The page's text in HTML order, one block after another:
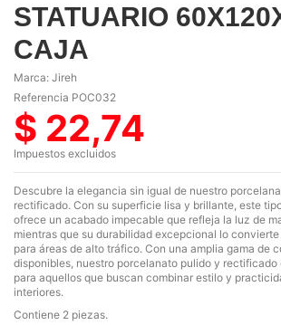
STATUARIO
CAJA
Marca: Jireh
Referencia POC032
$ 22,74
Impuestos excluidos
Descubre la elegancia sin igual de nuestro
rectificado. Con su superficie lisa y brillante, este
ofrece un acabado impecable que refleja la luz de
mientras que su durabilidad excepcional lo
para áreas de alto tráfico. Con una amplia gama de
disponibles, nuestro porcelanato pulido y rectificado
para aquellos que buscan combinar estilo y
interiores.
Contiene 2 piezas.